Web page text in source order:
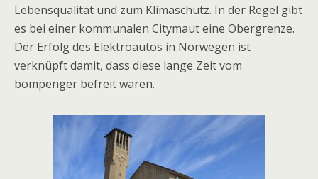
Lebensqualität und zum Klimaschutz. In der Regel gibt
es bei einer kommunalen Citymaut eine Obergrenze.
Der Erfolg des Elektroautos in Norwegen ist
verknüpft damit, dass diese lange Zeit vom
bompenger befreit waren.